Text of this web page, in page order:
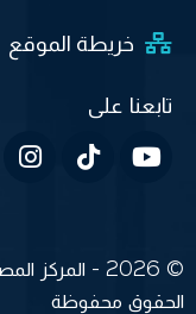
خريطة الموقع
الحقوق محفوظة